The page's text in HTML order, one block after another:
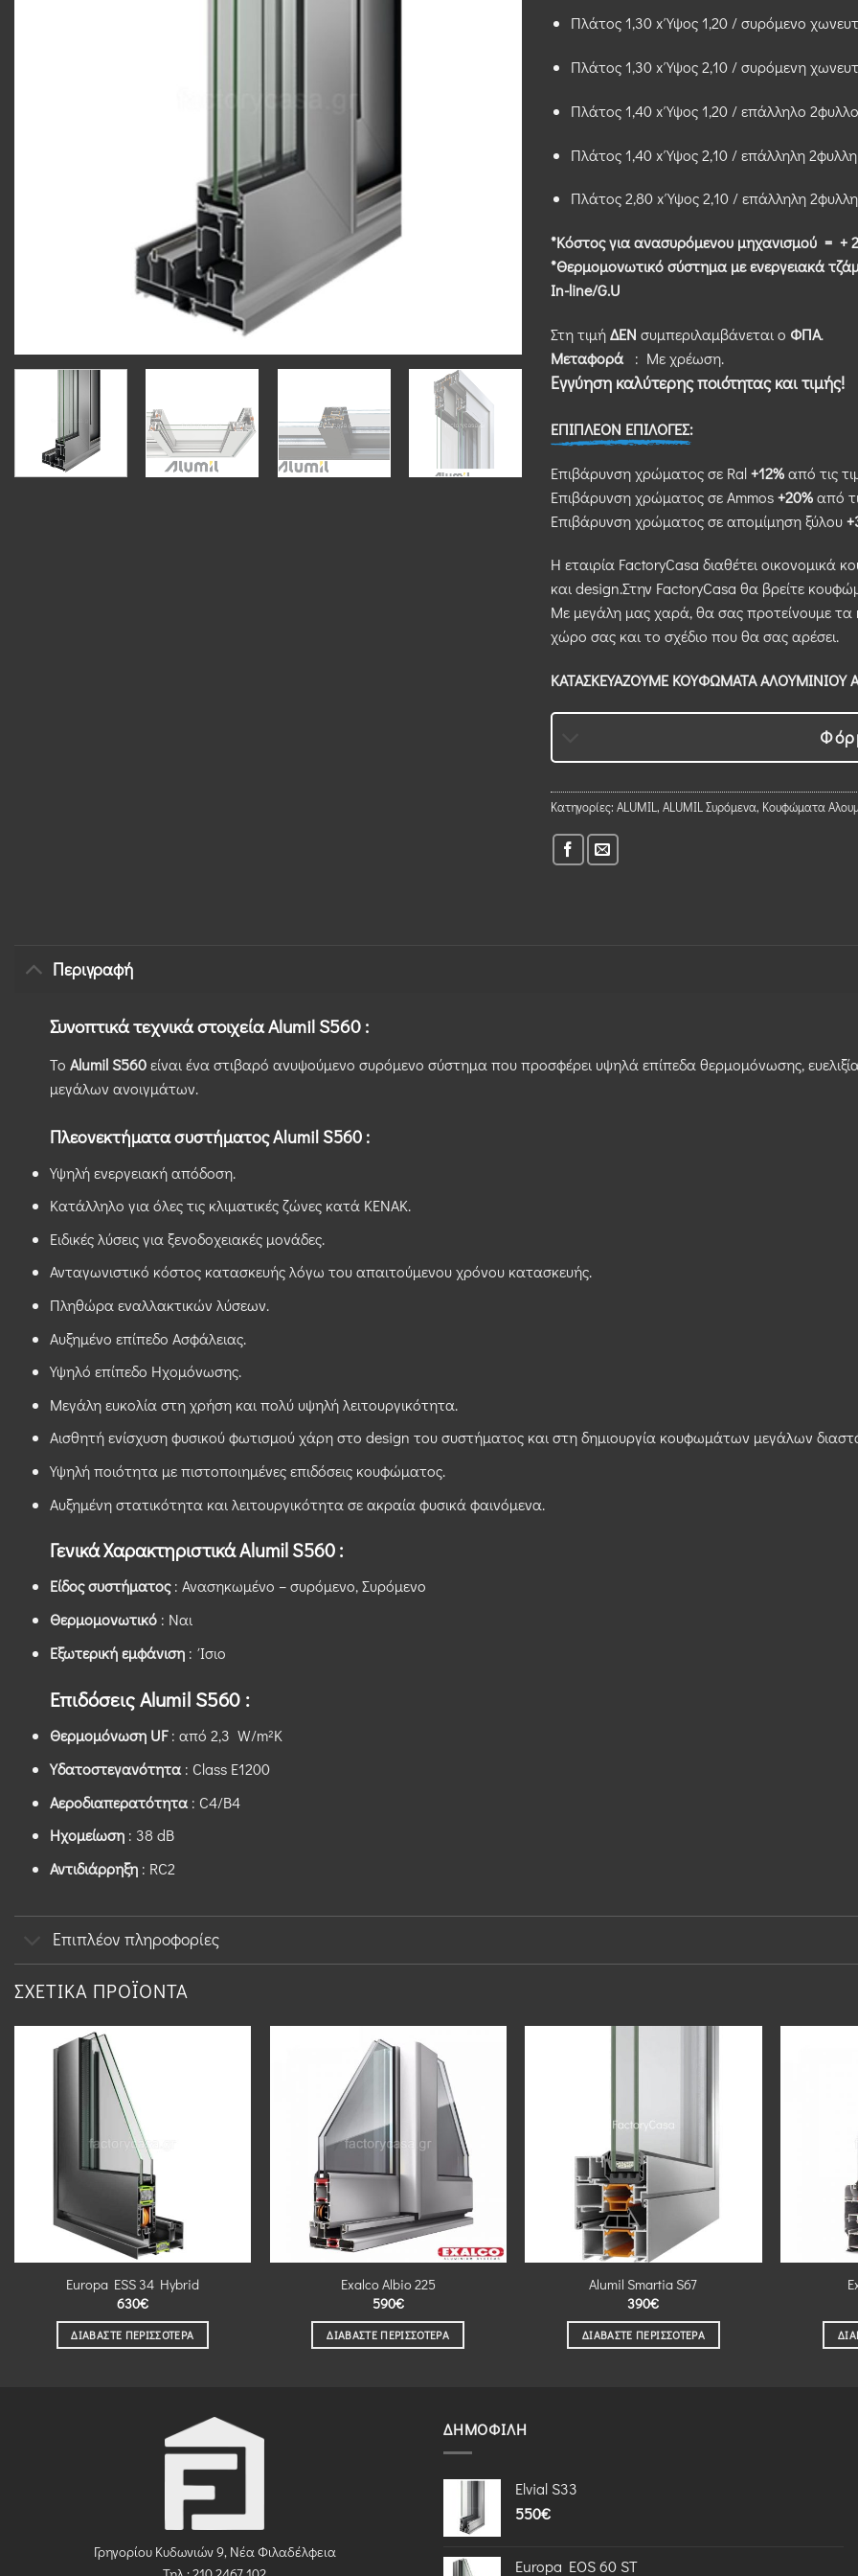
Πλάτος 1,30 x Ύψος 1,20 / συρόμενο
Πλάτος 1,30 x Ύψος 2,10 / συρόμενη
Πλάτος 1,40 x Ύψος 1,20 / επάλληλο
Πλάτος 1,40 x Ύψος 2,10 / επάλληλη
Πλάτος 2,80 x Ύψος 2,10 / επάλληλη
*Κόστος για ανασυρόμενου μηχανισμού = +
*Θερμομονωτικό σύστημα με ενεργειακά
Ιn-line/G.U
Στη τιμήΔΕΝ συμπεριλαμβάνεται ο ΦΠΑ.
Μεταφορά : Με χρέωση.
Εγγύηση καλύτερης ποιότητας και τιμής!
ΕΠΙΠΛΕΟΝ ΕΠΙΛΟΓΕΣ:
Επιβάρυνση χρώματος σε Ral+12%από τις
Επιβάρυνση χρώματος σε Ammos+20%από
Επιβάρυνση χρώματος σε απομίμηση ξύλου
Η εταιρία FactoryCasa διαθέτει οικονομικά
και design.Στην FactoryCasa θα βρείτε
Με μεγάλη μας χαρά, θα σας προτείνουμε
χώρο σας και το σχέδιο που θα σας αρέσει.
ΚΑΤΑΣΚΕΥΑΖΟΥΜΕ ΚΟΥΦΩΜΑΤΑ ΑΛΟΥΜΙΝΙΟΥ
Κατηγορίες: ALUMIL , ALUMIL Συρόμενα, Κουφώματα
Περιγραφή
Συνοπτικά τεχνικά στοιχεία Alumil S560 :
Το Alumil S560είναι ένα στιβαρό ανυψούµενο συρόµενο σύστηµα που προσφέρει υψηλά επίπεδα θερµοµόνωσης,
µεγάλων ανοιγµάτων.
Πλεονεκτήματα συστήματος Alumil S560 :
Υψηλή ενεργειακή απόδοση.
Κατάλληλο για όλες τις κλιματικές ζώνες κατά ΚΕΝΑΚ.
Ειδικές λύσεις για ξενοδοχειακές μονάδες.
Ανταγωνιστικό κόστος κατασκευής λόγω του απαιτούμενου χρόνου κατασκευής.
Πληθώρα εναλλακτικών λύσεων.
Αυξημένo επίπεδο Ασφάλειας.
Υψηλό επίπεδο Ηχομόνωσης.
Μεγάλη ευκολία στη χρήση και πολύ υψηλή λειτουργικότητα.
Αισθητή ενίσχυση φυσικού φωτισμού χάρη στο design του συστήματος και στη δημιουργία κουφωμάτων μεγάλων
Υψηλή ποιότητα με πιστοποιημένες επιδόσεις κουφώματος.
Αυξημένη στατικότητα και λειτουργικότητα σε ακραία φυσικά φαινόμενα.
Γενικά Χαρακτηριστικά Alumil S560 :
Είδος συστήματος: Ανασηκωμένο – συρόμενο, Συρόμενο
Θερμομονωτικό: Ναι
Εξωτερική εμφάνιση: Ίσιο
Επιδόσεις Alumil S560 :
Θερμομόνωση UF: από 2,3 W/m²K
Υδατοστεγανότητα: Class Ε1200
Αεροδιαπερατότητα: C4/B4
Ηχομείωση: 38 dB
Αντιδιάρρηξη: RC2
Επιπλέον πληροφορίες
ΣΧΕΤΙΚΆ ΠΡΟΪΌΝΤΑ
Europa ESS 34 Hybrid
630€
ΔΙΑΒΆΣΤΕ ΠΕΡΙΣΣΌΤΕΡΑ
Exalco Albio 225
590€
ΔΙΑΒΆΣΤΕ ΠΕΡΙΣΣΌΤΕΡΑ
Alumil Smartia S67
390€
ΔΙΑΒΆΣΤΕ ΠΕΡΙΣΣΌΤΕΡΑ
Γρηγορίου Κυδωνιών 9, Νέα Φιλαδέλφεια
ΔΗΜΟΦΙΛΉ
Elvial S33
550€
Europa EOS 60 ST